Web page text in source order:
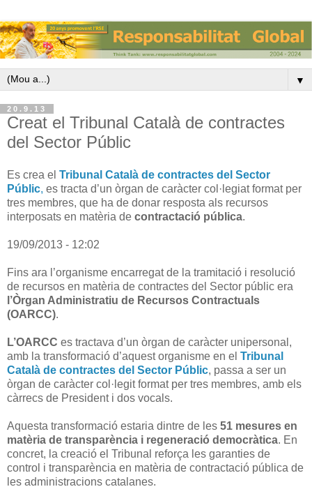
▼
20.9.13
Creat el Tribunal Català de contractes
del Sector Públic
Es crea el Tribunal Català de contractes del Sector
Públic, es tracta d’un òrgan de caràcter col·legiat format per
tres membres, que ha de donar resposta als recursos
interposats en matèria de contractació pública.
19/09/2013 - 12:02
Fins ara l’organisme encarregat de la tramitació i resolució
de recursos en matèria de contractes del Sector públic era
l’Òrgan Administratiu de Recursos Contractuals
(OARCC).
L’OARCC es tractava d’un òrgan de caràcter unipersonal,
amb la transformació d’aquest organisme en el Tribunal
Català de contractes del Sector Públic, passa a ser un
òrgan de caràcter col·legit format per tres membres, amb els
càrrecs de President i dos vocals.
Aquesta transformació estaria dintre de les 51 mesures en
matèria de transparència i regeneració democràtica. En
concret, la creació el Tribunal reforça les garanties de
control i transparència en matèria de contractació pública de
les administracions catalanes.